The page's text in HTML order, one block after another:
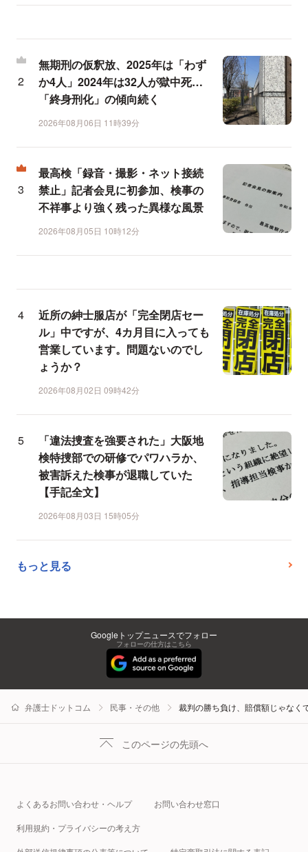
無期刑の仮釈放、2025年は「わず
か4人」2024年は32人が獄中死…
「終身刑化」の傾向続く
2026年08月06日 11時39分
最高検「録音・撮影・ネット接続
禁止」記者会見に初参加、検事の
不祥事より強く残った異様な風景
2026年08月05日 10時12分
近所の紳士服店が「完全閉店セー
ル」中ですが、4カ月目に入っても
営業しています。問題ないのでし
ょうか？
2026年08月02日 09時42分
「違法捜査を強要された」大阪地
検特捜部での研修でパワハラか、
被害訴えた検事が退職していた
【手記全文】
2026年08月03日 15時05分
もっと見る
Googleトップニュースでフォロー
フォローの仕方はこちら
弁護士ドットコム 民事・その他 裁判の勝ち負け、賠償額じゃなく
このページの先頭へ
よくあるお問い合わせ・ヘルプ お問い合わせ窓口
利用規約・プライバシーの考え方